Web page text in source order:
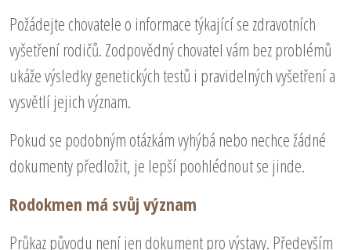
Požádejte chovatele o informace týkající se zdravotních
vyšetření rodičů. Zodpovědný chovatel vám bez problémů
ukáže výsledky genetických testů i pravidelných vyšetření a
vysvětlí jejich význam.
Pokud se podobným otázkám vyhýbá nebo nechce žádné
dokumenty předložit, je lepší poohlédnout se jinde.
Rodokmen má svůj význam
Průkaz původu není jen dokument pro výstavy. Především